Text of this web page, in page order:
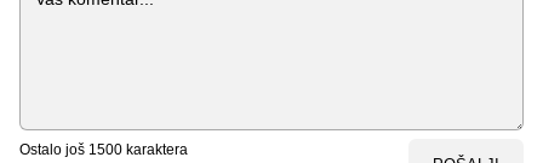
Ostalo još 1500 karaktera